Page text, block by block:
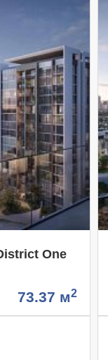
One
73.37 м2